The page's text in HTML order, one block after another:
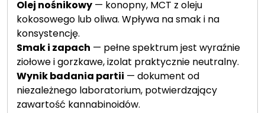
Olej nośnikowy — konopny, MCT z oleju
kokosowego lub oliwa. Wpływa na smak i na
konsystencję.
Smak i zapach — pełne spektrum jest wyraźnie
ziołowe i gorzkawe, izolat praktycznie neutralny.
Wynik badania partii — dokument od
niezależnego laboratorium, potwierdzający
zawartość kannabinoidów.